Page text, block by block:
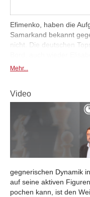
Efimenko, haben die
Samarkand bekannt
nicht. Die deutschen
Mehr...
Video
gegnerischen Dynamik
auf seine aktiven
pochen kann, ist den